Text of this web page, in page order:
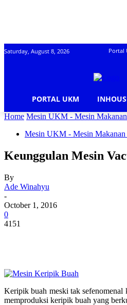
Saturday, August 8, 2026 Portal
PORTAL UKM
Home Mesin UKM - Mesin
Mesin UKM - Mesin Makanan
Keunggulan Mesin
By
Ade Winahyu
-
October 1, 2016
0
4151
Keripik buah meski tak sefenomenal
memproduksi keripik buah yang